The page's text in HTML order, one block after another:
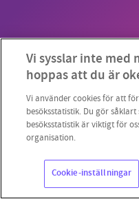
Copyright 2023 ©
vill
Stötta vårt arbete
Läs
Vi sysslar inte med
hoppas att du är
Vi använder cookies för att
besöksstatistik. Du gör
besöksstatistik är viktigt för
organisation.
Cookie-inställningar